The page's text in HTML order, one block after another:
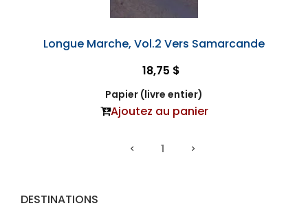
DESTINATIONS
Longue Marche, Vol.2 Vers Samarcande
18,75 $
Papier (livre entier)
Ajoutez au panier
1